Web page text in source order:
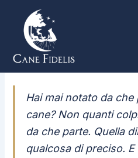
contenuto
Hai mai notato da
cane? Non quanti
da che parte. Quella
qualcosa di preciso.